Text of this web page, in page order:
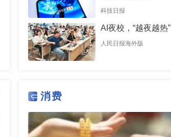
科技日报
AI夜校，“越夜越热”
人民日报海外版
消费